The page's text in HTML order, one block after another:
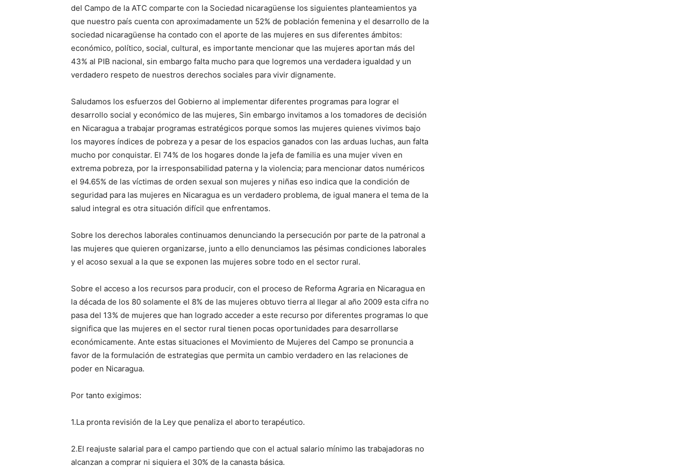
del Campo de la ATC comparte con la Sociedad nicaragüense los siguientes planteamientos ya
que nuestro país cuenta con aproximadamente un 52% de población femenina y el desarrollo de la
sociedad nicaragüense ha contado con el aporte de las mujeres en sus diferentes ámbitos:
económico, político, social, cultural, es importante mencionar que las mujeres aportan más del
43% al PIB nacional, sin embargo falta mucho para que logremos una verdadera igualdad y un
verdadero respeto de nuestros derechos sociales para vivir dignamente.
Saludamos los esfuerzos del Gobierno al implementar diferentes programas para lograr el
desarrollo social y económico de las mujeres, Sin embargo invitamos a los tomadores de decisión
en Nicaragua a trabajar programas estratégicos porque somos las mujeres quienes vivimos bajo
los mayores índices de pobreza y a pesar de los espacios ganados con las arduas luchas, aun falta
mucho por conquistar. El 74% de los hogares donde la jefa de familia es una mujer viven en
extrema pobreza, por la irresponsabilidad paterna y la violencia; para mencionar datos numéricos
el 94.65% de las víctimas de orden sexual son mujeres y niñas eso indica que la condición de
seguridad para las mujeres en Nicaragua es un verdadero problema, de igual manera el tema de la
salud integral es otra situación difícil que enfrentamos.
Sobre los derechos laborales continuamos denunciando la persecución por parte de la patronal a
las mujeres que quieren organizarse, junto a ello denunciamos las pésimas condiciones laborales
y el acoso sexual a la que se exponen las mujeres sobre todo en el sector rural.
Sobre el acceso a los recursos para producir, con el proceso de Reforma Agraria en Nicaragua en
la década de los 80 solamente el 8% de las mujeres obtuvo tierra al llegar al año 2009 esta cifra no
pasa del 13% de mujeres que han logrado acceder a este recurso por diferentes programas lo que
significa que las mujeres en el sector rural tienen pocas oportunidades para desarrollarse
económicamente. Ante estas situaciones el Movimiento de Mujeres del Campo se pronuncia a
favor de la formulación de estrategias que permita un cambio verdadero en las relaciones de
poder en Nicaragua.
Por tanto exigimos:
1.La pronta revisión de la Ley que penaliza el aborto terapéutico.
2.El reajuste salarial para el campo partiendo que con el actual salario mínimo las trabajadoras no
alcanzan a comprar ni siquiera el 30% de la canasta básica.